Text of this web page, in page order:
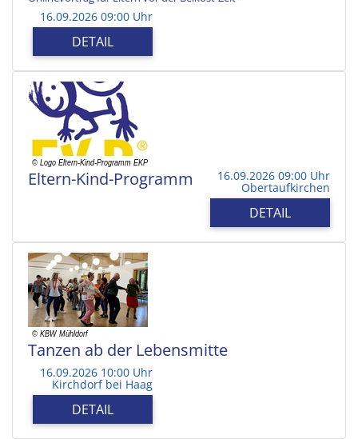
16.09.2026 09:00 Uhr
DETAIL
Eltern-Kind-Programm 16.09.2026 09:00 Uhr
Obertaufkirchen
DETAIL
Tanzen ab der Lebensmitte
16.09.2026 10:00 Uhr
Kirchdorf bei Haag
DETAIL